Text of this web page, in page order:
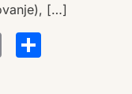
[…]
Copy
Link